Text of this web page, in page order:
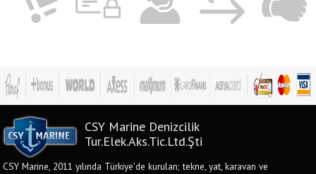
CSY Marine Denizcilik
Tur.Elek.Aks.Tic.Ltd.Şti
CSY Marine, 2011 yılında Türkiye'de kurulan; tekne, yat, karavan ve